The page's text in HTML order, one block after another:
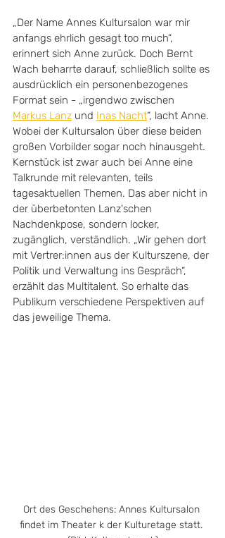
„Der Name Annes Kultursalon war mir
anfangs ehrlich gesagt too much“,
erinnert sich Anne zurück. Doch Bernt
Wach beharrte darauf, schließlich sollte es
ausdrücklich ein personenbezogenes
Format sein - „irgendwo zwischen
Markus Lanz und Inas Nacht“, lacht Anne.
Wobei der Kultursalon über diese beiden
großen Vorbilder sogar noch hinausgeht.
Kernstück ist zwar auch bei Anne eine
Talkrunde mit relevanten, teils
tagesaktuellen Themen. Das aber nicht in
der überbetonten Lanz'schen
Nachdenkpose, sondern locker,
zugänglich, verständlich. „Wir gehen dort
mit Vertrer:innen aus der Kulturszene, der
Politik und Verwaltung ins Gespräch“,
erzählt das Multitalent. So erhalte das
Publikum verschiedene Perspektiven auf
das jeweilige Thema.
Ort des Geschehens: Annes Kultursalon
findet im Theater k der Kulturetage statt.